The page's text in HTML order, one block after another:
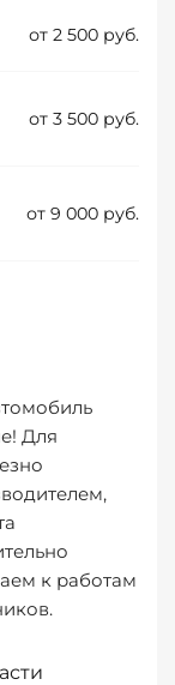
от 2 500 руб.
от 3 500 руб.
от 9 000 руб.
Для
к работам